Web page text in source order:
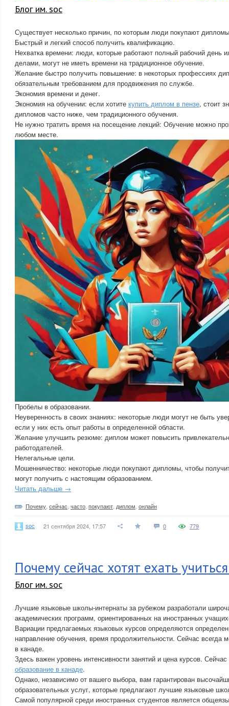
Блог им. soc
Существует несколько причин, по которым люди покупают
Быстрый и легкий способ получить квалификацию.
Нехватка времени: люди, которые работают полный рабочий день
делами, могут не иметь времени на традиционное обучение.
Желание быстро получить повышение: в некоторых профессиях
обязательным требованием для продвижения по службе.
Экономия времени и денег.
Экономия на обучении: если хотите купить диплом в пензе, стоит
дипломов часто ниже, чем традиционного обучения.
Не нужно тратить время на посещение лекций: Обучение можно
любом месте.
Пробелы в образовании.
Неуверенность в своих знаниях: некоторые люди могут не быть
если у них есть опыт работы в определенной области.
Желание улучшить резюме: диплом может повысить
работодателей.
Нелегальные цели.
Мошенничество: некоторые люди покупают дипломы, чтобы
могут получить с настоящим образованием.
Читать дальше →
Почему сейчас часто покупают диплом онлайн
soc 21 сентября 2024, 17:57 0 779
Почему сейчас хотят ехать
Блог им. soc
Лучшие языковые школы-интернаты за рубежом разработали
академических программ, ориентированных на иностранных
Вариации предлагаемых языковых курсов определяются
направление обучения, время продолжительности. Сейчас всегда
в канаде.
Здесь важен уровень интенсивности занятий и цена курсов.
образование в канаде.
Однако, независимо от вашего выбора, вам гарантирован
образовательных услуг, которые предлагают лучшие языковые
Самой популярной среди иностранных студентов является